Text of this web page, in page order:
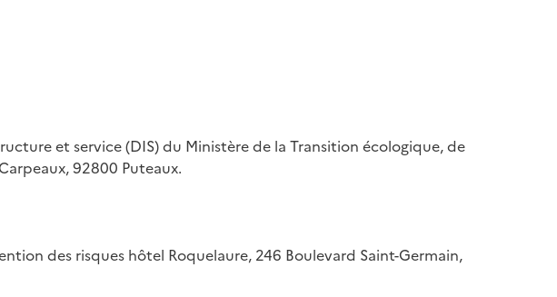
et service (DIS) du Ministère de la Transition écologique, de
92800 Puteaux.
des risques hôtel Roquelaure, 246 Boulevard Saint-Germain,